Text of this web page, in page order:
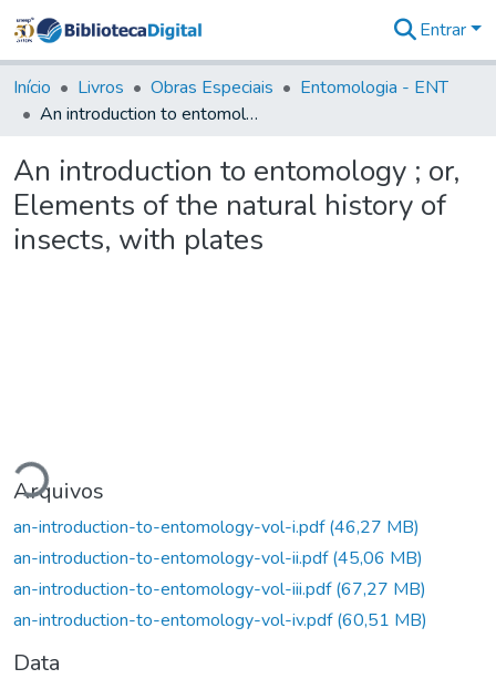
&
Coleções
Tudo na
Digital
Estatísticas
Entrar
Início Livros Obras Especiais
Entomologia - ENT
An introduction to entomology ; or, Elements of the natural history of insects, with plates
An introduction to entomology ; or,
Elements of the natural history of
insects, with plates
Arquivos
an-introduction-to-entomology-vol-i.pdf(46,27 MB)
an-introduction-to-entomology-vol-ii.pdf(45,06 MB)
an-introduction-to-entomology-vol-iii.pdf(67,27 MB)
an-introduction-to-entomology-vol-iv.pdf(60,51 MB)
Data